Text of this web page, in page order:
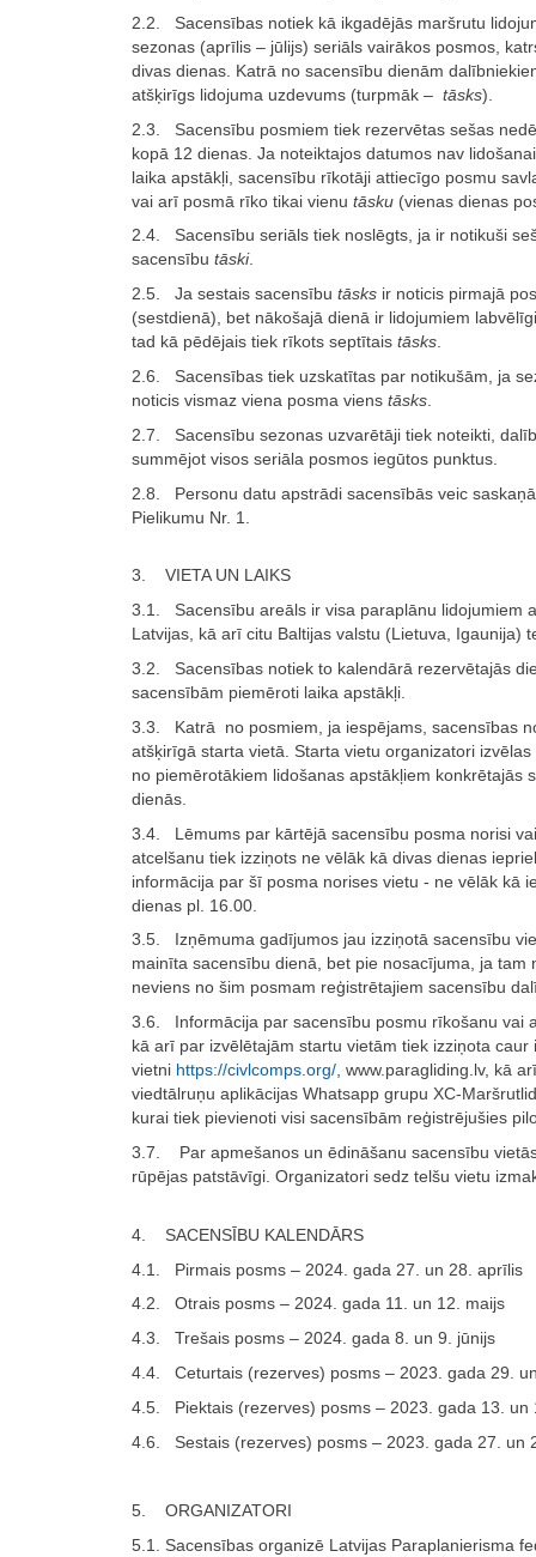
2.2. Sacensības notiek kā ikgadējās maršrutu
sezonas (aprīlis – jūlijs) seriāls vairākos posmos,
divas dienas. Katrā no sacensību dienām
atšķirīgs lidojuma uzdevums (turpmāk – tāsks).
2.3. Sacensību posmiem tiek rezervētas sešas
kopā 12 dienas. Ja noteiktajos datumos nav
laika apstākļi, sacensību rīkotāji attiecīgo posmu
vai arī posmā rīko tikai vienu tāsku (vienas dienas
2.4. Sacensību seriāls tiek noslēgts, ja ir notikuši
sacensību tāski.
2.5. Ja sestais sacensību tāsks ir noticis pirmajā
(sestdienā), bet nākošajā dienā ir lidojumiem
tad kā pēdējais tiek rīkots septītais tāsks.
2.6. Sacensības tiek uzskatītas par notikušām, ja
noticis vismaz viena posma viens tāsks
2.7. Sacensību sezonas uzvarētāji tiek noteikti,
summējot visos seriāla posmos iegūtos punktus.
2.8. Personu datu apstrādi sacensībās veic
Pielikumu Nr. 1.
3. VIETA UN LAIKS
3.1. Sacensību areāls ir visa paraplānu lidojumiem
Latvijas, kā arī citu Baltijas valstu (Lietuva, Igaunija)
3.2. Sacensības notiek to kalendārā rezervētajās
sacensībām piemēroti laika apstākļi.
3.3. Katrā no posmiem, ja iespējams, sacensības
atšķirīgā starta vietā. Starta vietu organizatori
no piemērotākiem lidošanas apstākļiem konkrētajās
dienās.
3.4. Lēmums par kārtējā sacensību posma norisi
atcelšanu tiek izziņots ne vēlāk kā divas dienas
informācija par šī posma norises vietu - ne vēlāk kā
dienas pl. 16.00.
3.5. Izņēmuma gadījumos jau izziņotā sacensību
mainīta sacensību dienā, bet pie nosacījuma, ja tam
neviens no šim posmam reģistrētajiem sacensību
3.6. Informācija par sacensību posmu rīkošanu vai
kā arī par izvēlētajām startu vietām tiek izziņota caur
vietni https://civlcomps.org/, www.paragliding.lv, kā
viedtālruņu aplikācijas Whatsapp grupu XC-
kurai tiek pievienoti visi sacensībām reģistrējušies
3.7. Par apmešanos un ēdināšanu sacensību
rūpējas patstāvīgi. Organizatori sedz telšu vietu
4. SACENSĪBU KALENDĀRS
4.1. Pirmais posms – 2024. gada 27. un 28. aprīlis
4.2. Otrais posms – 2024. gada 11. un 12. maijs
4.3. Trešais posms – 2024. gada 8. un 9. jūnijs
4.4. Ceturtais (rezerves) posms – 2023. gada 29.
4.5. Piektais (rezerves) posms – 2023. gada 13. un
4.6. Sestais (rezerves) posms – 2023. gada 27. un
5. ORGANIZATORI
5.1. Sacensības organizē Latvijas Paraplanierisma